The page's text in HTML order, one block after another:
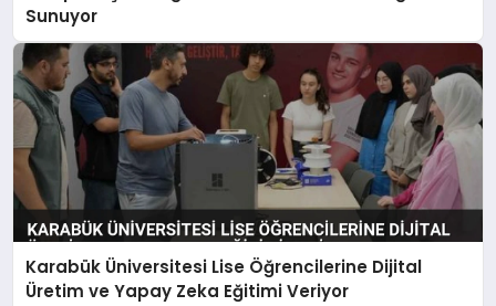
Sunuyor
Karabük Üniversitesi Lise Öğrencilerine Dijital
Üretim ve Yapay Zeka Eğitimi Veriyor